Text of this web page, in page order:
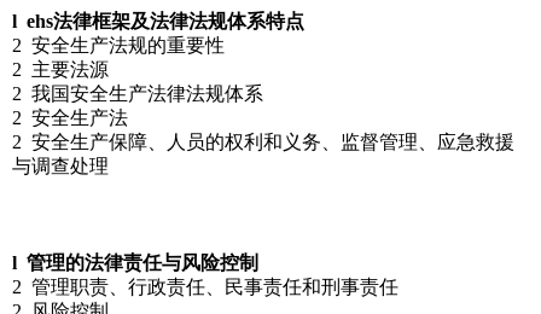
l ehs法律框架及法律法规体系特点
2 安全生产法规的重要性
2 主要法源
2 我国安全生产法律法规体系
2 安全生产法
2 安全生产保障、人员的权利和义务、监督管理、应急救援
与调查处理
l 管理的法律责任与风险控制
2 管理职责、行政责任、民事责任和刑事责任